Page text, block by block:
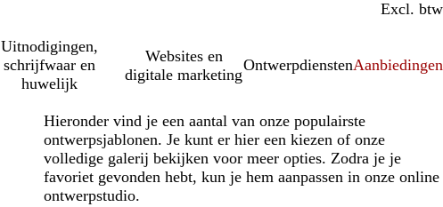
Incl. btw
Excl. btw
Uitnodigingen,
schrijfwaar en
huwelijk
Websites en
digitale marketing
OntwerpdienstenAanbiedingen
Hieronder vind je een aantal van onze populairste
ontwerpsjablonen. Je kunt er hier een kiezen of onze
volledige galerij bekijken voor meer opties. Zodra je je
favoriet gevonden hebt, kun je hem aanpassen in onze online
ontwerpstudio.